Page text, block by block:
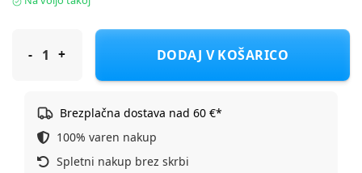
Bibs tolažilna duda - lateks Night (0-6 m), 2 kosa
DODAJ V KOŠARICO
Brezplačna dostava nad 60 €*
100% varen nakup
Spletni nakup brez skrbi